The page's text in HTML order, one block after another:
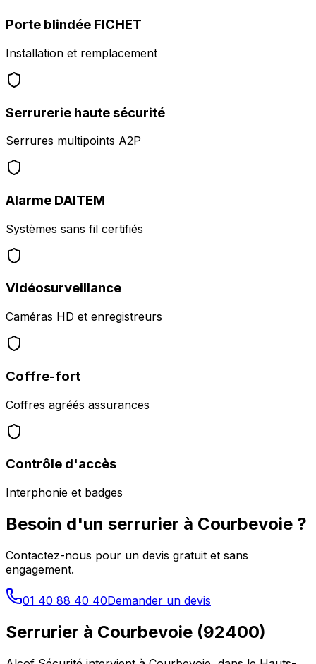
Porte blindée FICHET
Installation et remplacement
Serrurerie haute sécurité
Serrures multipoints A2P
Alarme DAITEM
Systèmes sans fil certifiés
Vidéosurveillance
Caméras HD et enregistreurs
Coffre-fort
Coffres agréés assurances
Contrôle d'accès
Interphonie et badges
Besoin d'un serrurier à Courbevoie ?
Contactez-nous pour un devis gratuit et sans
engagement.
01 40 88 40 40Demander un devis
Serrurier à Courbevoie (92400)